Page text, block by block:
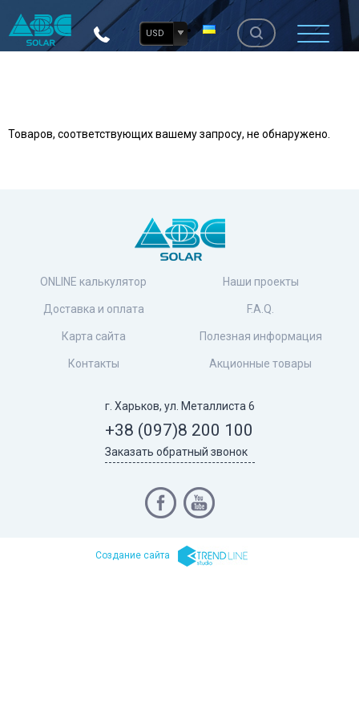
USD
Товаров, соответствующих вашему запросу, не обнаружено.
ONLINE калькулятор
Доставка и оплата
Карта сайта
Контакты
Наши проекты
F.A.Q.
Полезная информация
Акционные товары
г. Харьков, ул. Металлиста 6
+38 (097)8 200 100
Заказать обратный звонок
Cоздание сайта